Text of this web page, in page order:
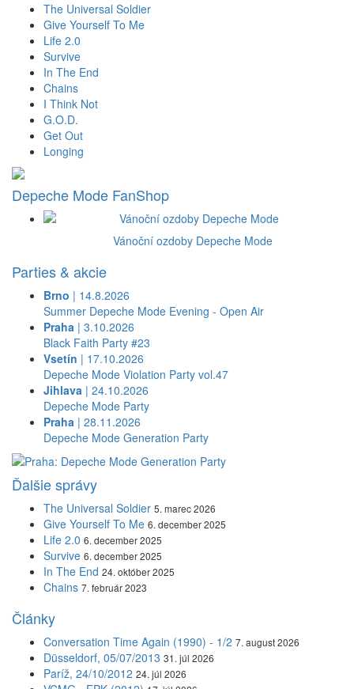
The Universal Soldier
Give Yourself To Me
Life 2.0
Survive
In The End
Chains
I Think Not
G.O.D.
Get Out
Longing
Depeche Mode FanShop
Vánoční ozdoby Depeche Mode
Parties & akcie
Brno | 14.8.2026
Summer Depeche Mode Evening - Open Air
Praha | 3.10.2026
Black Faith Party #23
Vsetín | 17.10.2026
Depeche Mode Violation Party vol.47
Jihlava | 24.10.2026
Depeche Mode Party
Praha | 28.11.2026
Depeche Mode Generation Party
Ďalšie správy
The Universal Soldier 5. marec 2026
Give Yourself To Me 6. december 2025
Life 2.0 6. december 2025
Survive 6. december 2025
In The End 24. október 2025
Chains 7. február 2023
Články
Conversation Time Again (1990) - 1/2 7. august 2026
Düsseldorf, 05/07/2013 31. júl 2026
Paríž, 24/10/2012 24. júl 2026